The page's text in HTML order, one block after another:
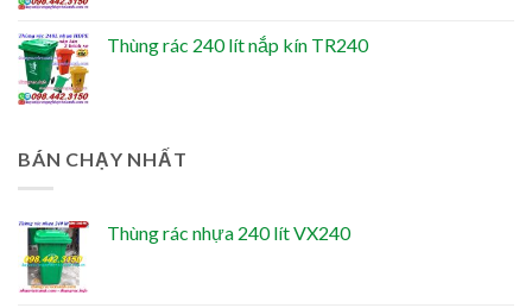
Thùng rác 240 lít nắp kín TR240
BÁN CHẠY NHẤT
Thùng rác nhựa 240 lít VX240